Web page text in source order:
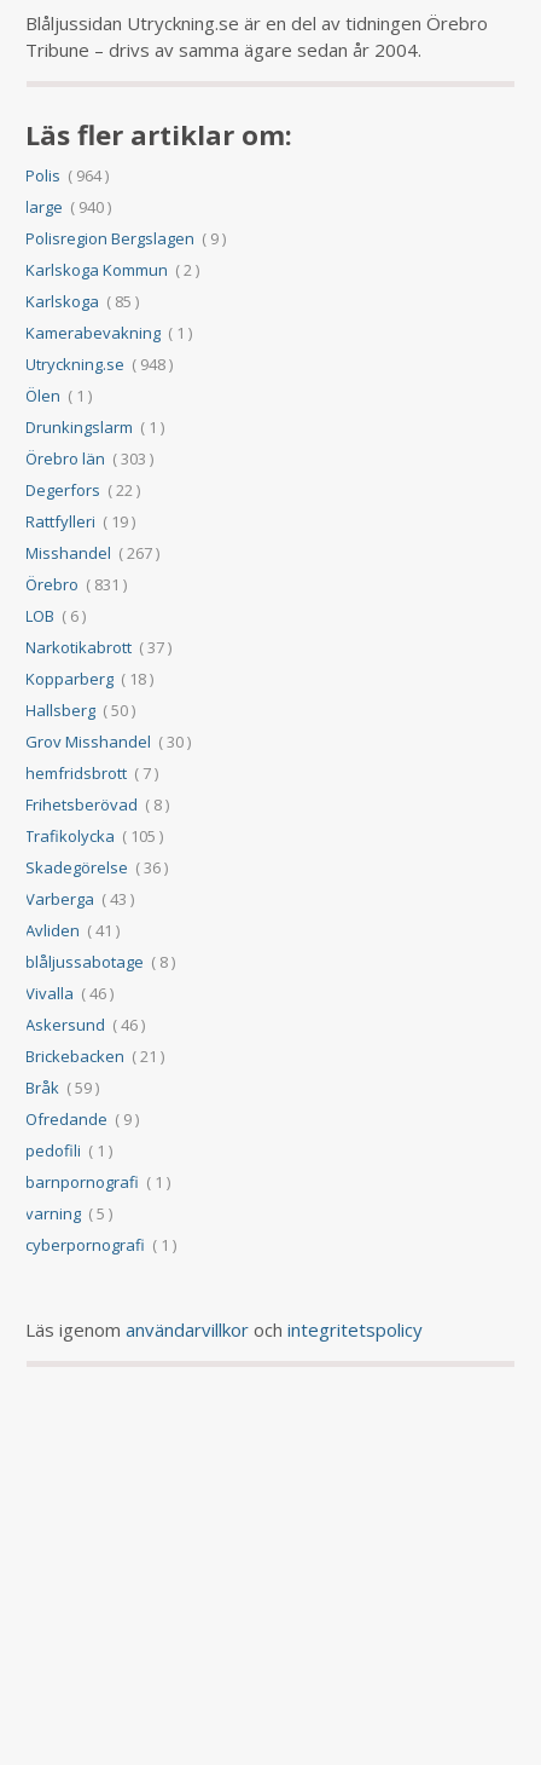
Blåljussidan Utryckning.se är en del av tidningen Örebro
Tribune – drivs av samma ägare sedan år 2004.
Läs fler artiklar om:
Polis ( 964 )
large ( 940 )
Polisregion Bergslagen ( 9 )
Karlskoga Kommun ( 2 )
Karlskoga ( 85 )
Kamerabevakning ( 1 )
Utryckning.se ( 948 )
Ölen ( 1 )
Drunkingslarm ( 1 )
Örebro län ( 303 )
Degerfors ( 22 )
Rattfylleri ( 19 )
Misshandel ( 267 )
Örebro ( 831 )
LOB ( 6 )
Narkotikabrott ( 37 )
Kopparberg ( 18 )
Hallsberg ( 50 )
Grov Misshandel ( 30 )
hemfridsbrott ( 7 )
Frihetsberövad ( 8 )
Trafikolycka ( 105 )
Skadegörelse ( 36 )
Varberga ( 43 )
Avliden ( 41 )
blåljussabotage ( 8 )
Vivalla ( 46 )
Askersund ( 46 )
Brickebacken ( 21 )
Bråk ( 59 )
Ofredande ( 9 )
pedofili ( 1 )
barnpornografi ( 1 )
varning ( 5 )
cyberpornografi ( 1 )
Läs igenomanvändarvillkor ochintegritetspolicy